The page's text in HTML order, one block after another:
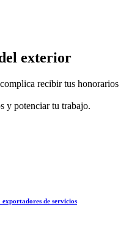
exterior
recibir tus honorarios
y potenciar tu trabajo.
exportadores de servicios